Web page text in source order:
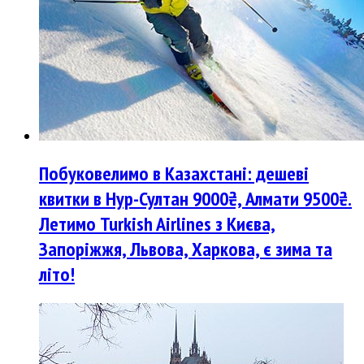
Побуковелимо в Казахстані: дешеві
квитки в Нур-Султан 9000₴, Алмати 9500₴.
Летимо Turkish Airlines з Києва,
Запоріжжя, Львова, Харкова, є зима та
літо!